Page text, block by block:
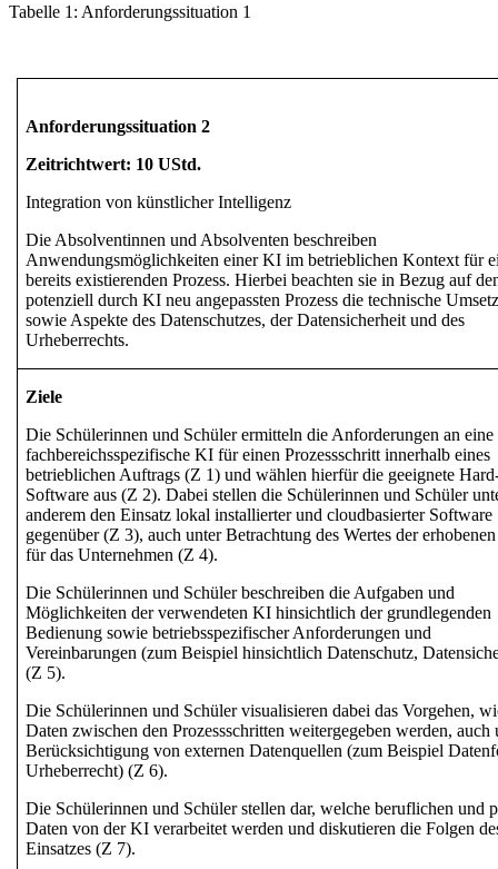
Tabelle 1 : Anforderungssituation 1
Anforderungssituation 2
Zeitrichtwert: 10 UStd.
Integration von künstlicher Intelligenz
Die Absolventinnen und Absolventen beschreiben
Anwendungsmöglichkeiten einer KI im betrieblichen Kontext für
bereits existierenden Prozess. Hierbei beachten sie in Bezug auf
potenziell durch KI neu angepassten Prozess die technische
sowie Aspekte des Datenschutzes, der Datensicherheit und des
Urheberrechts.
Ziele
Die Schülerinnen und Schüler ermitteln die Anforderungen an eine
fachbereichsspezifische KI für einen Prozessschritt innerhalb eines
betrieblichen Auftrags (Z 1) und wählen hierfür die geeignete
Software aus (Z 2). Dabei stellen die Schülerinnen und Schüler
anderem den Einsatzlokal installierter und cloudbasierter Software
gegenüber (Z 3), auch unter Betrachtung desWertes der
für das Unternehmen (Z 4).
Die Schülerinnen und Schüler beschreiben die Aufgaben und
Möglichkeiten der verwendeten KI hinsichtlich der grundlegenden
Bedienung sowiebetriebsspezifischer Anforderungen und
Vereinbarungen (zum Beispiel hinsichtlich Datenschutz,
(Z 5).
Die Schülerinnen und Schüler visualisieren dabei das Vorgehen,
Daten zwischen den Prozessschritten weitergegeben werden, auch
Berücksichtigung vonexternen Datenquellen (zum Beispiel
Urheberrecht) (Z 6).
Die Schülerinnen und Schüler stellen dar, welcheberuflichen und
Daten von der KI verarbeitet werden und diskutieren dieFolgen
Einsatzes (Z 7).